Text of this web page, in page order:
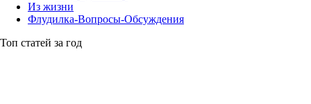
Из жизни
Флудилка-Вопросы-Обсуждения
Топ статей за год